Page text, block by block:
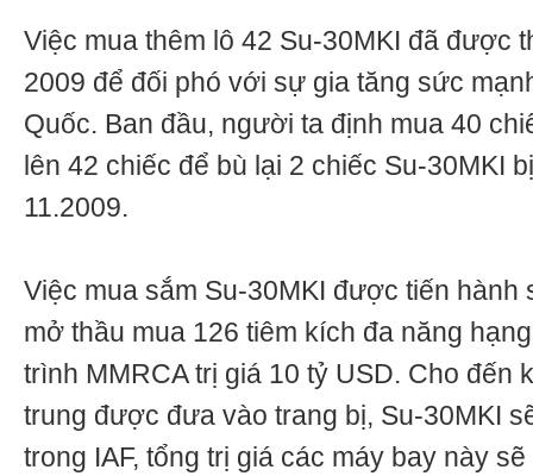
Việc mua thêm lô 42 Su-30MKI đã được
2009 để đối phó với sự gia tăng sức
Quốc. Ban đầu, người ta định mua 40
lên 42 chiếc để bù lại 2 chiếc Su-30MKI
11.2009.
Việc mua sắm Su-30MKI được tiến hành
mở thầu mua 126 tiêm kích đa năng
trình MMRCA trị giá 10 tỷ USD. Cho đến
trung được đưa vào trang bị, Su-30MKI
trong IAF, tổng trị giá các máy bay này